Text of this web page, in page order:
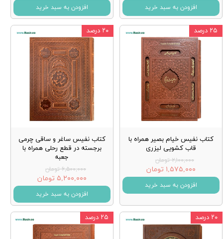
افزودن به سبد خرید افزودن به سبد خرید
کتاب نفیس خیام بصیر همراه با
قاب کشویی لیزری
۲,۱۰۰,۰۰۰ تومان
۱,۵۷۵,۰۰۰ تومان
افزودن به سبد خرید
۲۵ درصد
کتاب نفیس ساغر و ساقی چرمی
برجسته در قطع رحلی همراه با
جعبه
۶,۵۰۰,۰۰۰ تومان
۵,۲۰۰,۰۰۰ تومان
افزودن به سبد خرید
۲۰ درصد
۲۰ درصد ۲۵ درصد